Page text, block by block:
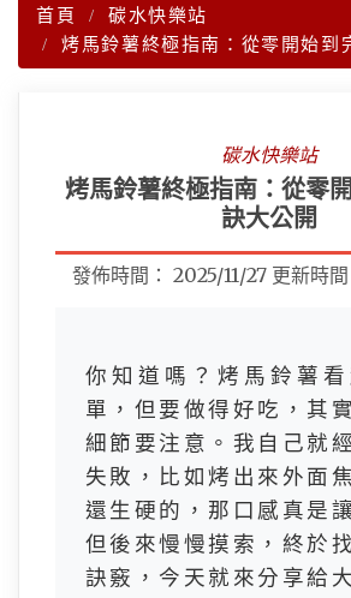
首頁
碳水快樂站
烤馬鈴薯終極指南：從零開始到
碳水快樂站
烤馬鈴薯終極指南：從零
訣大公開
發佈時間： 2025/11/27 更新時間
你知道嗎？烤馬鈴薯看
單，但要做得好吃，其
細節要注意。我自己就
失敗，比如烤出來外面
還生硬的，那口感真是
但後來慢慢摸索，終於
訣竅，今天就來分享給